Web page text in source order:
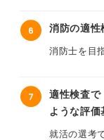
か」につい
たが、WEB
れ別個に対
片方の対策
れとも、そ
えていただ
知識や計算
係性をとら
事前に例題
構造的把握
6 消防の適性
消防士を目
かがわから
ネットで調
7
適性検査で
ような評価
就活の選考